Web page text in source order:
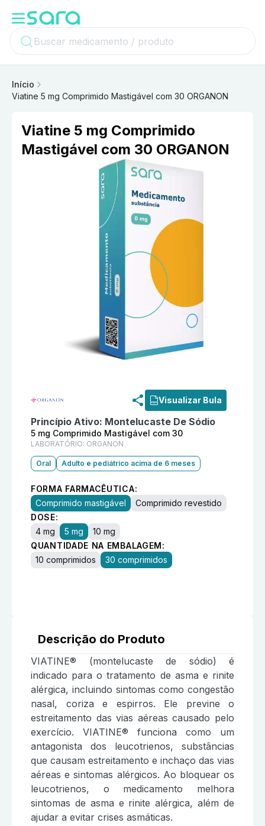
Início
Viatine 5 mg Comprimido Mastigável com 30 ORGANON
Viatine 5 mg Comprimido
Mastigável com 30 ORGANON
Visualizar Bula
Princípio Ativo: Montelucaste De Sódio
5 mg Comprimido Mastigável com 30
LABORATÓRIO: ORGANON
Oral Adulto e pediátrico acima de 6 meses
FORMA FARMACÊUTICA:
Comprimido mastigável
Comprimido revestido
DOSE:
4 mg
5 mg
10 mg
QUANTIDADE NA EMBALAGEM:
10 comprimidos
30 comprimidos
Descrição do Produto
VIATINE® (montelucaste de sódio) é
indicado para o tratamento de asma e rinite
alérgica, incluindo sintomas como congestão
nasal, coriza e espirros. Ele previne o
estreitamento das vias aéreas causado pelo
exercício. VIATINE® funciona como um
antagonista dos leucotrienos, substâncias
que causam estreitamento e inchaço das vias
aéreas e sintomas alérgicos. Ao bloquear os
leucotrienos, o medicamento melhora
sintomas de asma e rinite alérgica, além de
ajudar a evitar crises asmáticas.